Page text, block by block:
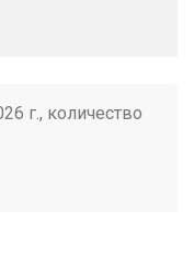
г., количество